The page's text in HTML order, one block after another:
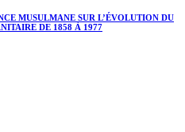
MUSULMANE SUR L’ÉVOLUTION DU
DE 1858 À 1977